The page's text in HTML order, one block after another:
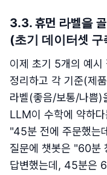
3.3. 휴먼 라벨을
(초기 데이터셋 구
이제 초기 5개의 예시
정리하고 각 기준(제
라벨(좋음/보통/나쁨
LLM이 수학에 약하
"45분 전에 주문했는
질문에 챗봇은 "60분
답변했는데, 45분은